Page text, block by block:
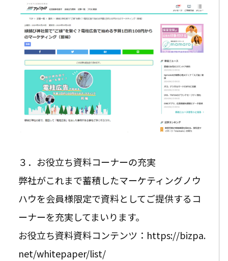
３．お役立ち資料コーナーの充実
弊社がこれまで蓄積したマーケティングノウ
ハウを会員様限定で資料としてご提供するコ
ーナーを充実してまいります。
お役立ち資料資料コンテンツ：https://bizpa.
net/whitepaper/list/